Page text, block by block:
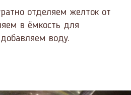
отделяем желток от
в ёмкость для
воду.